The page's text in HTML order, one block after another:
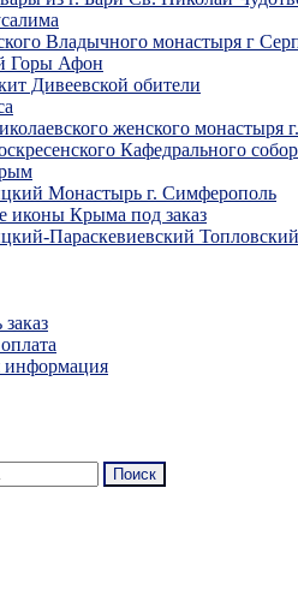
Владычного монастыря г
Горы Афон
Дивеевской обители
женского монастыря
Кафедрального
Монастырь г. Симферополь
иконы Крыма под заказ
Параскевиевский
информация